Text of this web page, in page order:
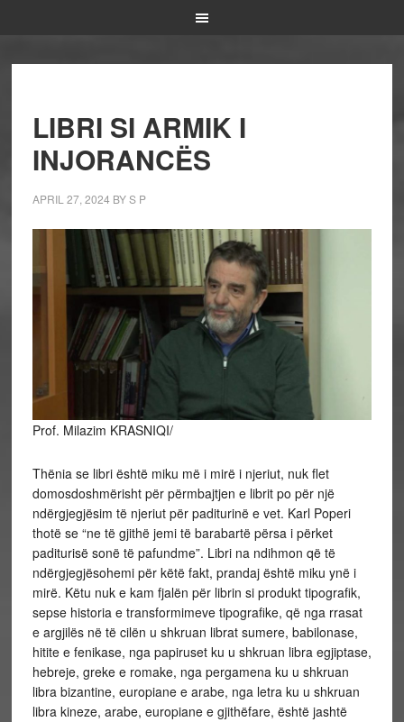
LIBRI SI ARMIK I
INJORANCËS
APRIL 27, 2024 BYS P
Prof. Milazim KRASNIQI/
Thënia se libri është miku më i mirë i njeriut, nuk flet
domosdoshmërisht për përmbajtjen e librit po për një
ndërgjegjësim të njeriut për paditurinë e vet. Karl Poperi
thotë se “ne të gjithë jemi të barabartë përsa i përket
paditurisë sonë të pafundme”. Libri na ndihmon që të
ndërgjegjësohemi për këtë fakt, prandaj është miku ynë i
mirë. Këtu nuk e kam fjalën për librin si produkt tipografik,
sepse historia e transformimeve tipografike, që nga rrasat
e argjilës në të cilën u shkruan librat sumere, babilonase,
hitite e fenikase, nga papiruset ku u shkruan libra egjiptase,
hebreje, greke e romake, nga pergamena ku u shkruan
libra bizantine, europiane e arabe, nga letra ku u shkruan
libra kineze, arabe, europiane e gjithëfare, është jashtë